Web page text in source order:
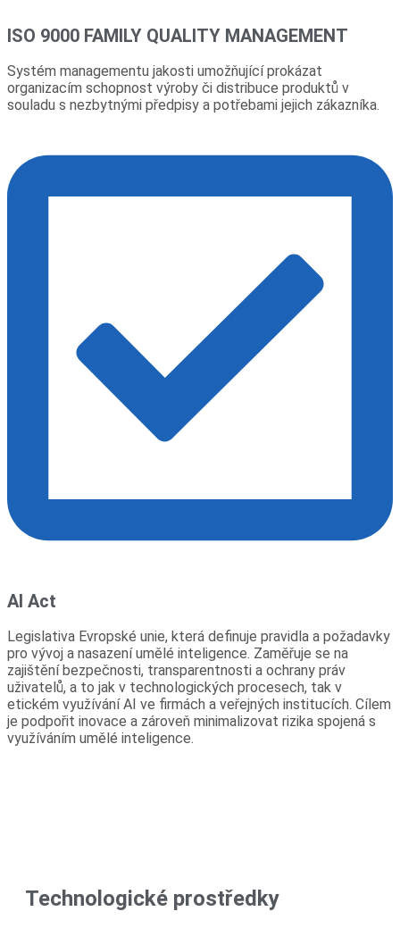
ISO 9000 FAMILY QUALITY MANAGEMENT
Systém managementu jakosti umožňující prokázat
organizacím schopnost výroby či distribuce produktů v
souladu s nezbytnými předpisy a potřebami jejich zákazníka.
AI Act
Legislativa Evropské unie, která definuje pravidla a požadavky
pro vývoj a nasazení umělé inteligence. Zaměřuje se na
zajištění bezpečnosti, transparentnosti a ochrany práv
uživatelů, a to jak v technologických procesech, tak v
etickém využívání AI ve firmách a veřejných institucích. Cílem
je podpořit inovace a zároveň minimalizovat rizika spojená s
využíváním umělé inteligence.
Technologické prostředky